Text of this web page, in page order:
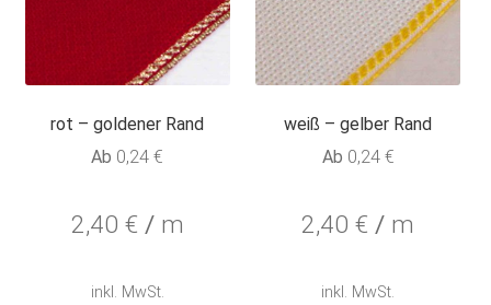
rot – goldener Rand
Ab 0,24€
2,40 € / m
inkl. MwSt.
weiß – gelber Rand
Ab 0,24 €
2,40€ / m
inkl. MwSt.